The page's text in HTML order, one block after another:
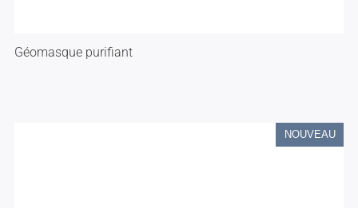
Géomasque purifiant
NOUVEAU